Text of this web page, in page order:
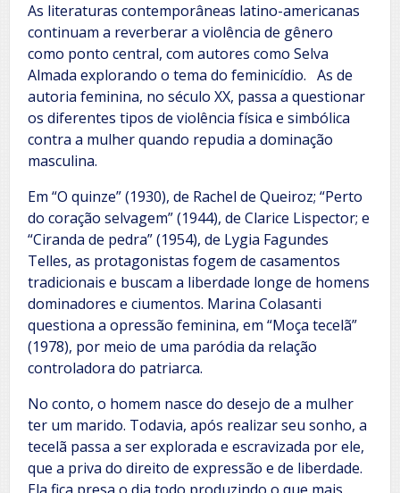
As literaturas contemporâneas latino-americanas
continuam a reverberar a violência de gênero
como ponto central, com autores como Selva
Almada explorando o tema do feminicídio. As de
autoria feminina, no século XX, passa a questionar
os diferentes tipos de violência física e simbólica
contra a mulher quando repudia a dominação
masculina.
Em “O quinze” (1930), de Rachel de Queiroz; “Perto
do coração selvagem” (1944), de Clarice Lispector; e
“Ciranda de pedra” (1954), de Lygia Fagundes
Telles, as protagonistas fogem de casamentos
tradicionais e buscam a liberdade longe de homens
dominadores e ciumentos. Marina Colasanti
questiona a opressão feminina, em “Moça tecelã”
(1978), por meio de uma paródia da relação
controladora do patriarca.
No conto, o homem nasce do desejo de a mulher
ter um marido. Todavia, após realizar seu sonho, a
tecelã passa a ser explorada e escravizada por ele,
que a priva do direito de expressão e de liberdade.